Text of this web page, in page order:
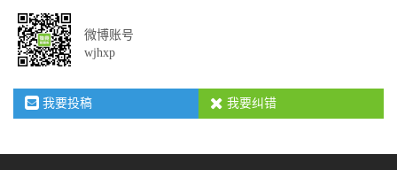
微博账号
wjhxp
我要投稿 我要纠错